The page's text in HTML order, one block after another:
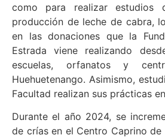
como para realizar estudios
producción de leche de cabra,
en las donaciones que la
Estrada viene realizando
escuelas, orfanatos y
Huehuetenango. Asimismo,
Facultad realizan sus prácticas
Durante el año 2024, se
de crías en el Centro Caprino de